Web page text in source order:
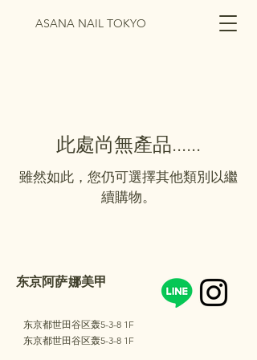
ASANA NAIL TOKYO
此處尚無產品......
雖然如此，您仍可選擇其他類別以繼
續購物。
东京阿萨娜美甲
东京都世田谷区轰5-3-8 1F
东京都世田谷区轰5-3-8 1F